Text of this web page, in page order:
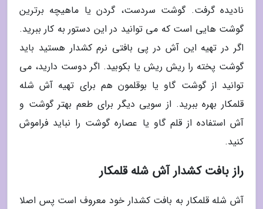
نادیده گرفت. گوشت سردست، گردن یا ماهیچه برترین
گوشت هایی است که می توانید در این دستور به کار ببرید.
اگر در تهیه این آش در پی بافتی نرم کشدار هستید باید
گوشت پخته را ریش ریش یا بکوبید. اگر دوست دارید، می
توانید از گوشت گاو یا بوقلمون هم برای تهیه آش شله
قلمکار بهره ببرید. از سویی دیگر برای طعم بهتر گوشت و
آش استفاده از قلم گاو یا عصاره گوشت را نباید فراموش
کنید.
راز بافت کشدار آش شله قلمکار
آش شله قلمکار به بافت کشدار خود معروف است پس اصلا